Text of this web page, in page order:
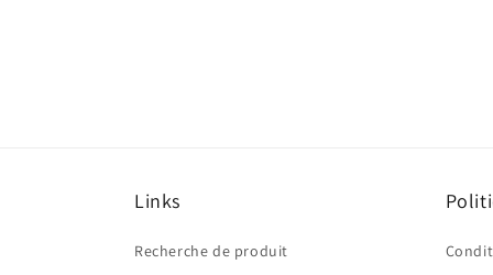
Links
Recherche de produit